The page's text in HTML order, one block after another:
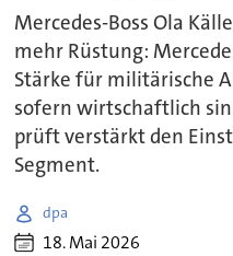
Mercedes-Boss Ola
mehr Rüstung:
Stärke für militärische
sofern wirtschaftlich
prüft verstärkt den
Segment.
dpa
18. Mai 2026